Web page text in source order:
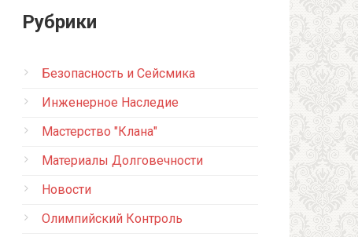
Рубрики
Безопасность и Сейсмика
Инженерное Наследие
Мастерство "Клана"
Материалы Долговечности
Новости
Олимпийский Контроль